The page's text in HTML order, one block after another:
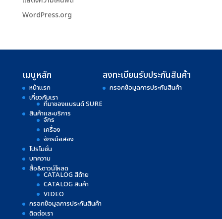
WordPress.org
เมนูหลัก
หน้าแรก
เกี่ยวกับเรา
ที่มาของแบรนด์ SURE
สินค้าและบริการ
จักร
เครื่อง
จักรมือสอง
โปรโมชั่น
บทความ
สื่อ&ดาวน์โหลด
CATALOG สีด้าย
CATALOG สินค้า
VIDEO
กรอกข้อมูลการประกันสินค้า
ติดต่อเรา
ลงทะเบียนรับประกันสินค้า
กรอกข้อมูลการประกันสินค้า